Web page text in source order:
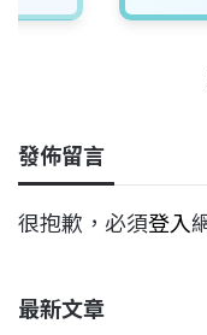
發佈留言
很抱歉，必須登入
最新文章